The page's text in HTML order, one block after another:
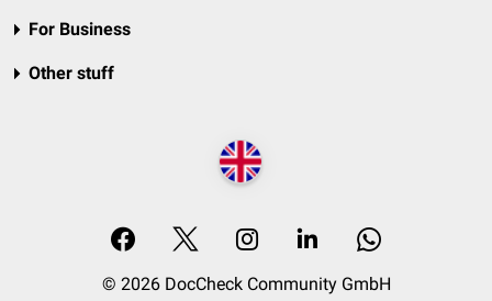
For Business
Other stuff
© 2026 DocCheck Community GmbH